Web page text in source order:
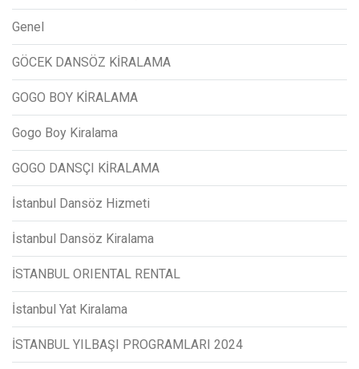
Genel
GÖCEK DANSÖZ KİRALAMA
GOGO BOY KİRALAMA
Gogo Boy Kiralama
GOGO DANSÇI KİRALAMA
İstanbul Dansöz Hizmeti
İstanbul Dansöz Kiralama
İSTANBUL ORIENTAL RENTAL
İstanbul Yat Kiralama
İSTANBUL YILBAŞI PROGRAMLARI 2024